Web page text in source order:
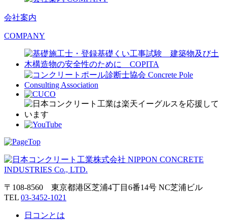
会社案内
COMPANY
〒108-8560 東京都港区芝浦4丁目6番14号 NC芝浦ビル
TEL 03-3452-1021
日コンとは